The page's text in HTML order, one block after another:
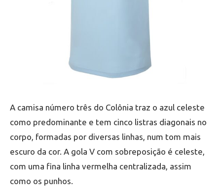
A camisa número três do Colônia traz o azul celeste
como predominante e tem cinco listras diagonais no
corpo, formadas por diversas linhas, num tom mais
escuro da cor. A gola V com sobreposição é celeste,
com uma fina linha vermelha centralizada, assim
como os punhos.